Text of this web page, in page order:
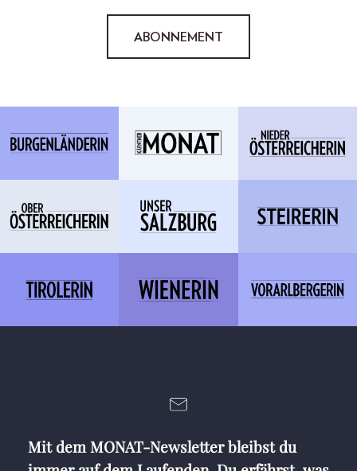
ABONNEMENT
Mit dem MONAT-Newsletter bleibst du